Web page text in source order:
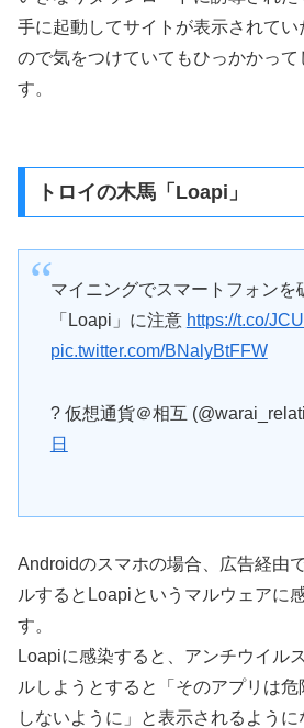
手に起動してサイトが表示されて
ので気をつけていてもひっかかって
す。
トロイの木馬「Loapi」
マイニングでスマートフォンを
「Loapi」に注意 https://t.co/
pic.twitter.com/BNalyBtFFW
? 仮想通貨＠相互
日
Androidのスマホの場合、広告経由
ルするとLoapiというマルウェアに
す。
Loapiに感染すると、アンチウイル
ルしようとすると「そのアプリは
しないように」と表示されるように